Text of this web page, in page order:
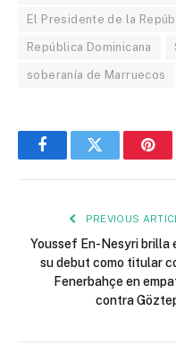
El Presidente de la
República Dominicana
soberanía de Marruecos
FacebookTwitter
PREVIOUS
Youssef En-Nesyri brilla
su debut como titular
Fenerbahçe en
contra